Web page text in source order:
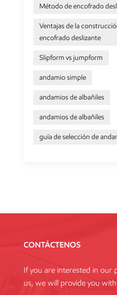
Método de encofrado
Ventajas de la
encofrado deslizante
Slipform vs jumpform
andamio simple
andamios de albañiles
andamios de albañiles
guía de selección de
CONTÁCTENOS
If you are interested in our
us, we will provide you